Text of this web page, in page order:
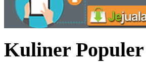
Kuliner Populer